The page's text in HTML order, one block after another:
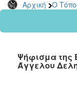
Αρχική Ο
2026
2024
2022
Ψήφισμα της
Άγγελου